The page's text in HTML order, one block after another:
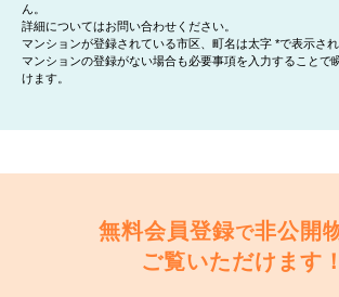
ん。
詳細についてはお問い合わせください。
マンションが登録されている市区、町名は太字 *で表示され
マンションの登録がない場合も必要事項を入力することで
けます。
無料会員登録で非公開
ご覧いただけます！